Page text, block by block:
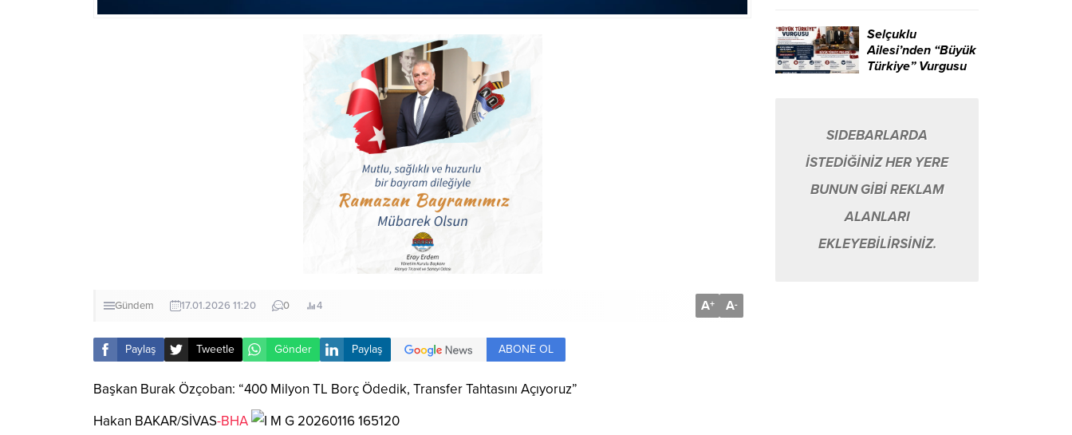
Gündem 17.01.2026 11:20 0 4 A+ A-
Paylaş Tweetle Gönder Paylaş ABONE OL
Başkan Burak Özçoban: “400 Milyon TL Borç Ödedik, Transfer Tahtasını Açıyoruz”
Hakan BAKAR/SİVAS-BHA
Selçuklu
Ailesi’nden “Büyük
Türkiye” Vurgusu
SIDEBARLARDA
İSTEDİĞİNİZ HER YERE
BUNUN GİBİ REKLAM
ALANLARI
EKLEYEBİLİRSİNİZ.